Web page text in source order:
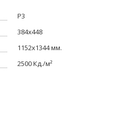
P3
384x448
1152x1344 мм.
2500 Кд./м²